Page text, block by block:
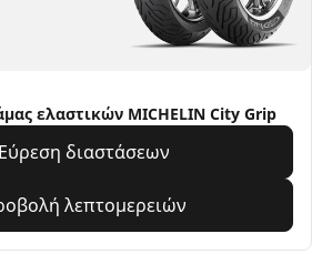
ελαστικών MICHELIN City Grip
Εύρεση διαστάσεων
λεπτομερειών